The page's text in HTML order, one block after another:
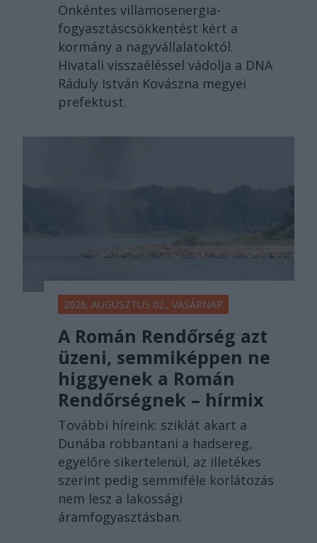
Önkéntes villamosenergia-
fogyasztáscsökkentést kért a
kormány a nagyvállalatoktól.
Hivatali visszaéléssel vádolja a DNA
Ráduly István Kovászna megyei
prefektust.
2026. AUGUSZTUS 02., VASÁRNAP
A Román Rendőrség azt
üzeni, semmiképpen ne
higgyenek a Román
Rendőrségnek – hírmix
További híreink: sziklát akart a
Dunába robbantani a hadsereg,
egyelőre sikertelenül, az illetékes
szerint pedig semmiféle korlátozás
nem lesz a lakossági
áramfogyasztásban.